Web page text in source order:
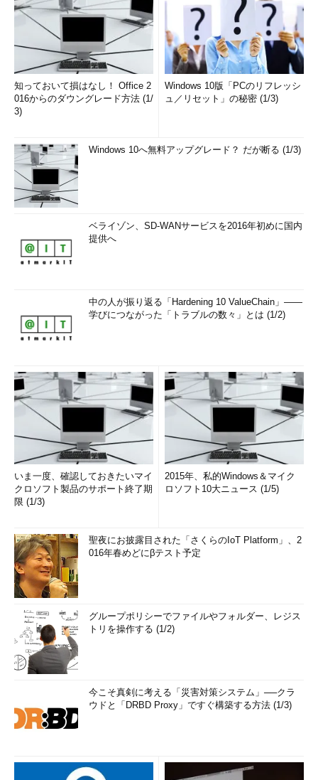
知っておいて損はなし！ Office 2
016からのダウングレード方法 (1/
3)
Windows 10版「PCのリフレッシ
ュ／リセット」の秘密 (1/3)
Windows 10へ無料アップグレード？ だが断る (1/3)
ベライゾン、SD-WANサービスを2016年初めに国内
提供へ
中の人が振り返る「Hardening 10 ValueChain」――
学びにつながった「トラブルの数々」とは (1/2)
いま一度、確認しておきたいマイ
クロソフト製品のサポート終了期
限 (1/3)
2015年、私的Windows＆マイク
ロソフト10大ニュース (1/5)
聖夜にお披露目された「さくらのIoT Platform」、2
016年春めどにβテスト予定
グループポリシーでファイルやフォルダー、レジス
トリを操作する (1/2)
今こそ真剣に考える「災害対策システム」──クラ
ウドと「DRBD Proxy」ですぐ構築する方法 (1/3)